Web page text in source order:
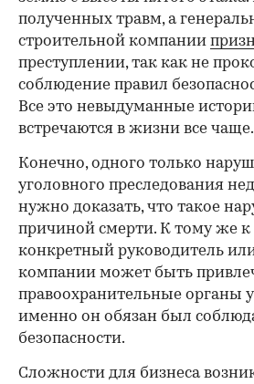
полученных травм, а
строительной компании
преступлении, так как не
соблюдение правил
Все это невыдуманные
встречаются в жизни все чаще.
Конечно, одного только
уголовного преследования
нужно доказать, что такое
причиной смерти. К тому же к
конкретный руководитель
компании может быть
правоохранительные органы
именно он обязан был
безопасности.
Сложности для бизнеса